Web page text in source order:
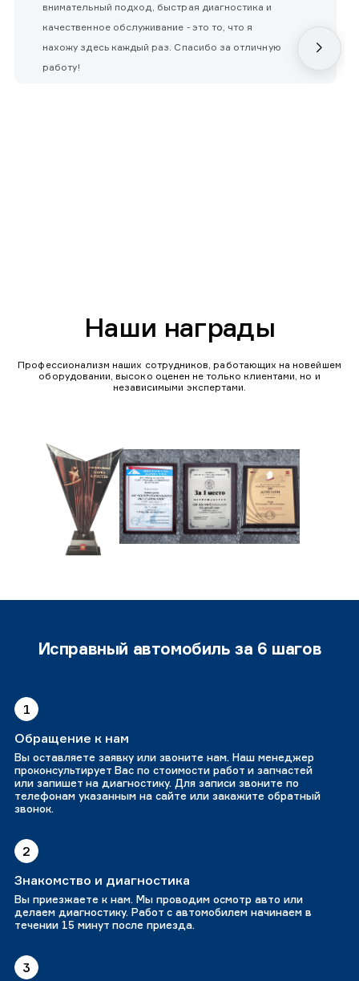
внимательный подход, быстрая диагностика и
качественное обслуживание - это то, что я
нахожу здесь каждый раз. Спасибо за отличную
работу!
Наши награды
Профессионализм наших сотрудников, работающих на новейшем
оборудовании, высоко оценен не только клиентами, но и
независимыми экспертами.
Исправный автомобиль за 6 шагов
1
Обращение к нам
Вы оставляете заявку или звоните нам. Наш менеджер
проконсультирует Вас по стоимости работ и запчастей
или запишет на диагностику. Для записи звоните по
телефонам указанным на сайте или закажите обратный
звонок.
2
Знакомство и диагностика
Вы приезжаете к нам. Мы проводим осмотр авто или
делаем диагностику. Работ с автомобилем начинаем в
течении 15 минут после приезда.
3